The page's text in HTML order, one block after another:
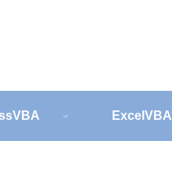
ExcelVBA